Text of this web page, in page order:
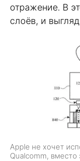
отражение. В
слоёв, и
Apple не хочет
Qualcomm, вместо